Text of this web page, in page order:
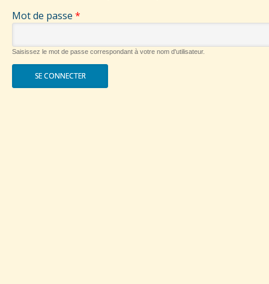
Mot de passe *
Saisissez le mot de passe correspondant à votre nom d'utilisateur.